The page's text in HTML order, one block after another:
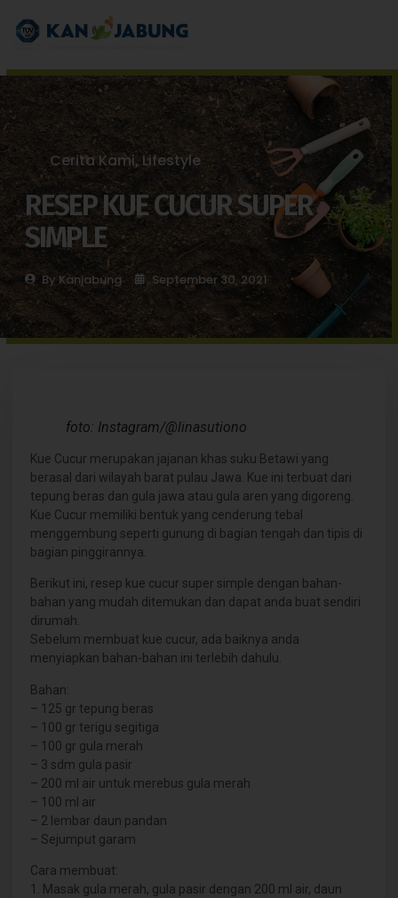
Cerita Kami, Lifestyle
RESEP KUE CUCUR SUPER
SIMPLE
By Kanjabung September 30, 2021
foto: Instagram/@linasutiono
Kue Cucur merupakan jajanan khas suku Betawi yang
berasal dari wilayah barat pulau Jawa. Kue ini terbuat dari
tepung beras dan gula jawa atau gula aren yang digoreng.
Kue Cucur memiliki bentuk yang cenderung tebal
menggembung seperti gunung di bagian tengah dan tipis di
bagian pinggirannya.
Berikut ini, resep kue cucur super simple dengan bahan-
bahan yang mudah ditemukan dan dapat anda buat sendiri
dirumah.
Sebelum membuat kue cucur, ada baiknya anda
menyiapkan bahan-bahan ini terlebih dahulu.
Bahan:
– 125 gr tepung beras
– 100 gr terigu segitiga
– 100 gr gula merah
– 3 sdm gula pasir
– 200 ml air untuk merebus gula merah
– 100 ml air
– 2 lembar daun pandan
– Sejumput garam
Cara membuat:
1. Masak gula merah, gula pasir dengan 200 ml air, daun